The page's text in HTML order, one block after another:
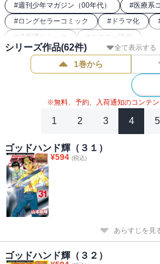
#週刊少年マガジン（00年代） #医療系
#ロングセラーコミック # ドラマ化
# 成長譚コミック # ドクター漫画
全て表示する
シリーズ作品(62件)
1巻から
※無料、予約、入荷通知のコンテン
1 2 3 4 5
ゴッドハンド輝（３１）
¥594 (税込)
あらすじを見
ゴッドハンド輝（３２）